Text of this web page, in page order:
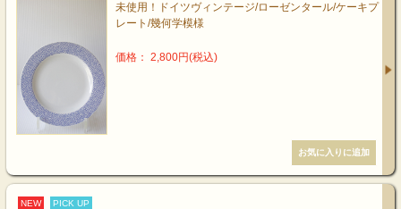
未使用！ドイツヴィンテージ/ローゼンタール/ケーキプ
レート/幾何学模様
価格： 2,800円(税込)
NEW PICK UP